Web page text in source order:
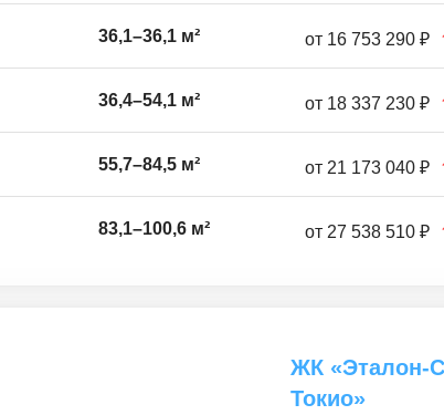
36,1–36,1 м² от 16 753 290 ₽
36,4–54,1 м² от 18 337 230 ₽
55,7–84,5 м² от 21 173 040 ₽
83,1–100,6 м² от 27 538 510 ₽
ЖК «Эталон-
Токио»